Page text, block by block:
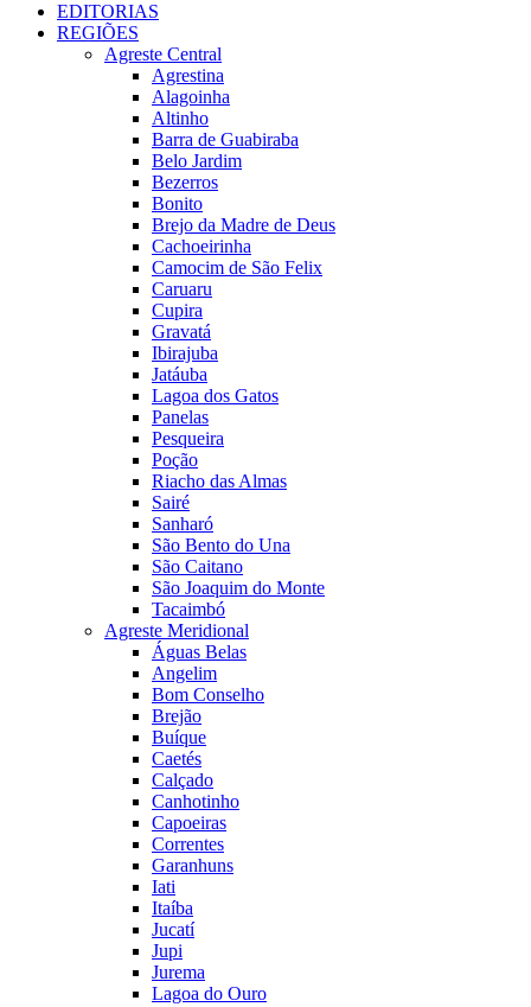
EDITORIAS
REGIÕES
Agreste Central
Agrestina
Alagoinha
Altinho
Barra de Guabiraba
Belo Jardim
Bezerros
Bonito
Brejo da Madre de Deus
Cachoeirinha
Camocim de São Felix
Caruaru
Cupira
Gravatá
Ibirajuba
Jatáuba
Lagoa dos Gatos
Panelas
Pesqueira
Poção
Riacho das Almas
Sairé
Sanharó
São Bento do Una
São Caitano
São Joaquim do Monte
Tacaimbó
Agreste Meridional
Águas Belas
Angelim
Bom Conselho
Brejão
Buíque
Caetés
Calçado
Canhotinho
Capoeiras
Correntes
Garanhuns
Iati
Itaíba
Jucatí
Jupi
Jurema
Lagoa do Ouro